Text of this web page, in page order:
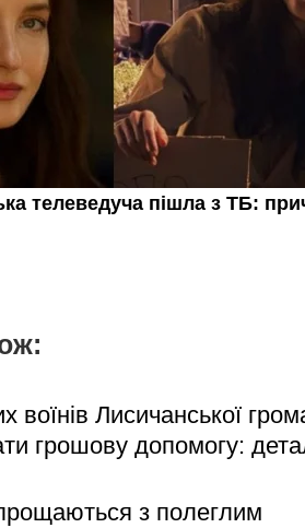
воїнів Лисичанської
грошову допомогу:
з полеглим